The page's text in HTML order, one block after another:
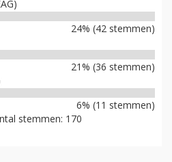
24% (42 stemmen)
21% (36 stemmen)
6% (11 stemmen)
stemmen: 170